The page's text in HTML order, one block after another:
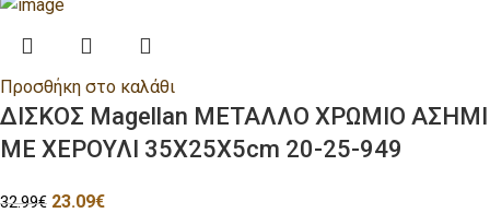
Προσθήκη στο καλάθι
ΔΙΣΚΟΣ Magellan ΜΕΤΑΛΛΟ ΧΡΩΜΙΟ ΑΣΗΜΙ
ΜΕ ΧΕΡΟΥΛΙ 35Χ25Χ5cm 20-25-949
32.99€ 23.09€